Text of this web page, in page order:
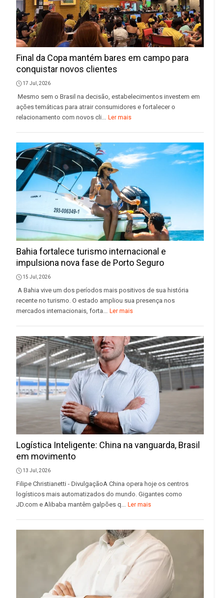
Final da Copa mantém bares em campo para
conquistar novos clientes
17 Jul, 2026
Mesmo sem o Brasil na decisão, estabelecimentos investem em
ações temáticas para atrair consumidores e fortalecer o
relacionamento com novos cli... Ler mais
Bahia fortalece turismo internacional e
impulsiona nova fase de Porto Seguro
15 Jul, 2026
A Bahia vive um dos períodos mais positivos de sua história
recente no turismo. O estado ampliou sua presença nos
mercados internacionais, forta... Ler mais
Logística Inteligente: China na vanguarda, Brasil
em movimento
13 Jul, 2026
Filipe Christianetti - DivulgaçãoA China opera hoje os centros
logísticos mais automatizados do mundo. Gigantes como
JD.com e Alibaba mantêm galpões q... Ler mais